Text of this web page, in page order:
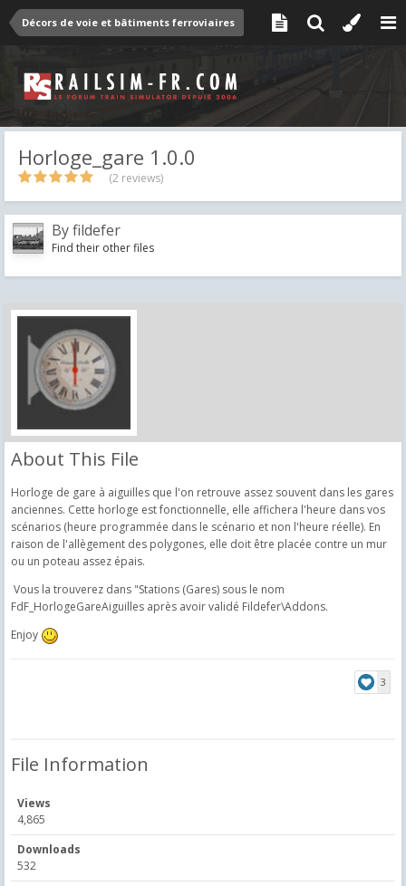
Décors de voie et bâtiments ferroviaires
Horloge_gare 1.0.0
(2 reviews)
Byfildefer
Find their other files
About This File
Horloge de gare à aiguilles que l'on retrouve assez souvent dans les gares
anciennes. Cette horloge est fonctionnelle, elle affichera l'heure dans vos
scénarios (heure programmée dans le scénario et non l'heure réelle). En
raison de l'allègement des polygones, elle doit être placée contre un mur
ou un poteau assez épais.
Vous la trouverez dans "Stations (Gares) sous le nom
FdF_HorlogeGareAiguilles après avoir validé Fildefer\Addons.
Enjoy
3
File Information
Views
4,865
Downloads
532